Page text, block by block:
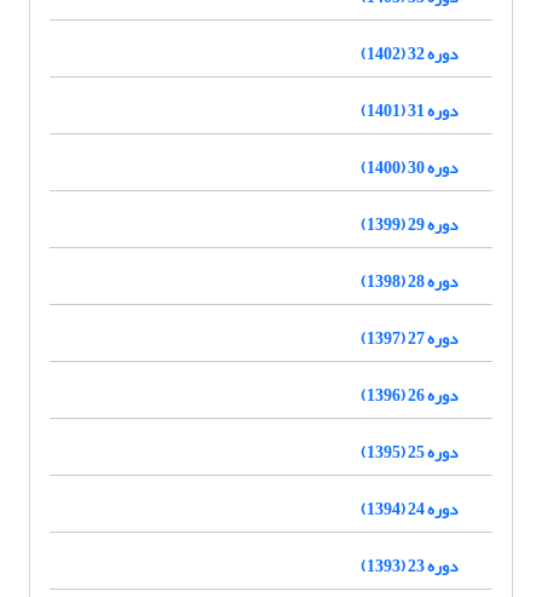
دوره 32 (1402)
دوره 31 (1401)
دوره 30 (1400)
دوره 29 (1399)
دوره 28 (1398)
دوره 27 (1397)
دوره 26 (1396)
دوره 25 (1395)
دوره 24 (1394)
دوره 23 (1393)